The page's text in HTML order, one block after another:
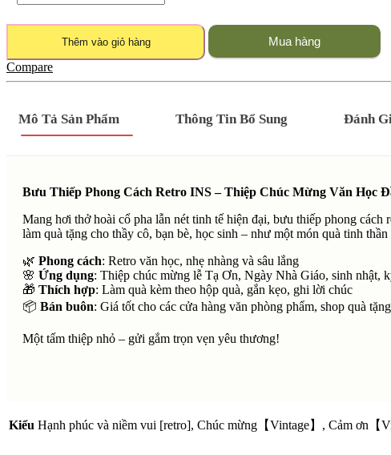
Thêm vào giỏ hàng
Mua hàng
Compare
Mô Tả Sản Phẩm Thông Tin Bổ Sung Đánh
Bưu Thiếp Phong Cách Retro INS – Thiệp Chúc Mừng Văn Học
Mang hơi thở hoài cổ pha lẫn nét tinh tế hiện đại, bưu thiếp phong
làm quà tặng cho thầy cô, bạn bè, học sinh – như một món quà tinh thần
🌿 Phong cách: Retro văn học, nhẹ nhàng và sâu lắng
🌸 Ứng dụng: Thiệp chúc mừng lễ Tạ Ơn, Ngày Nhà Giáo, sinh nhật,
🎁 Thích hợp: Làm quà kèm theo hộp quà, gắn kẹo, ghi lời chúc
📦 Bán buôn: Giá tốt cho các cửa hàng văn phòng phẩm, shop quà tặng
Một tấm thiệp nhỏ – gửi gắm trọn vẹn yêu thương!
Kiểu Hạnh phúc và niềm vui [retro], Chúc mừng【Vintage】, Cảm ơn【